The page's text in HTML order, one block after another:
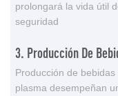
prolongará la vida útil
seguridad
3. Producción De
Producción de
plasma desempeñan